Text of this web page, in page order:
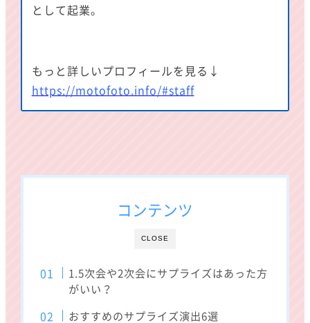
として起業。
もっと詳しいプロフィールを見る↓
https://motofoto.info/#staff
CLOSE
コンテンツ
1.5次会や2次会にサプライズはあった方
がいい？
おすすめのサプライズ演出6選